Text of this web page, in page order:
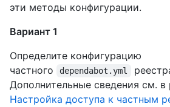
эти методы конфигурации.
Вариант 1
Определите конфигурацию
частного
dependabot.yml
Дополнительные сведения см. в
Настройка доступа к частным